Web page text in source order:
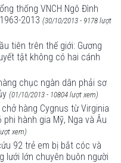
thống VNCH Ngô Đình
2013 (30/10/2013 - 9178 lượt
tiên trên thế giới: Gương
tật không có hai cánh
chục ngàn dân phải sơ
(01/10/2013 - 10804 lượt xem)
hàng Cygnus từ Virginia
hành gia Mỹ, Nga và Âu
xem)
92 trẻ em bị bắt cóc và
lưới lớn chuyên buôn người